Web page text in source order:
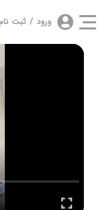
ورود / ثبت نام